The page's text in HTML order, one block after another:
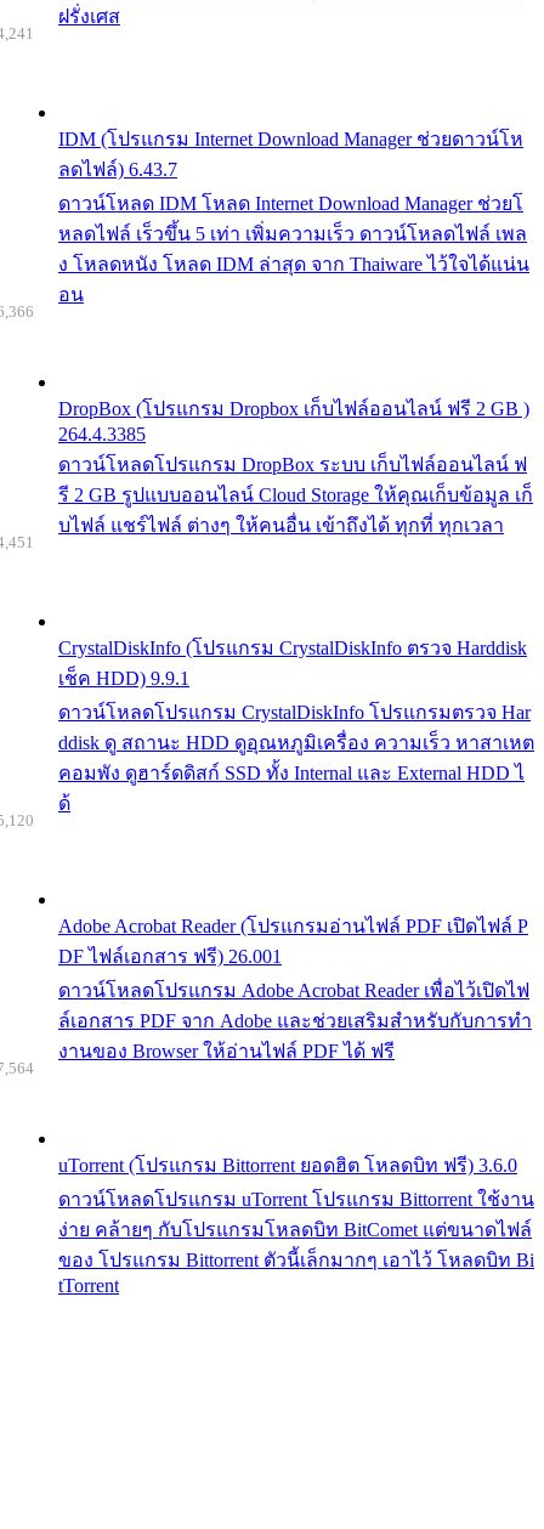
ฝรั่งเศส
IDM (โปรแกรม Internet Download Manager ช่วยดาวน์โห
ลดไฟล์) 6.43.7
ดาวน์โหลด IDM โหลด Internet Download Manager ช่วยโ
หลดไฟล์ เร็วขึ้น 5 เท่า เพิ่มความเร็ว ดาวน์โหลดไฟล์ เพล
ง โหลดหนัง โหลด IDM ล่าสุด จาก Thaiware ไว้ใจได้แน่น
อน
DropBox (โปรแกรม Dropbox เก็บไฟล์ออนไลน์ ฟรี 2 GB )
264.4.3385
ดาวน์โหลดโปรแกรม DropBox ระบบ เก็บไฟล์ออนไลน์ ฟ
รี 2 GB รูปแบบออนไลน์ Cloud Storage ให้คุณเก็บข้อมูล เก็
บไฟล์ แชร์ไฟล์ ต่างๆ ให้คนอื่น เข้าถึงได้ ทุกที่ ทุกเวลา
CrystalDiskInfo (โปรแกรม CrystalDiskInfo ตรวจ Harddisk
เช็ค HDD) 9.9.1
ดาวน์โหลดโปรแกรม CrystalDiskInfo โปรแกรมตรวจ Har
ddisk ดู สถานะ HDD ดูอุณหภูมิเครื่อง ความเร็ว หาสาเหต
คอมพัง ดูฮาร์ดดิสก์ SSD ทั้ง Internal และ External HDD ไ
ด้
Adobe Acrobat Reader (โปรแกรมอ่านไฟล์ PDF เปิดไฟล์ P
DF ไฟล์เอกสาร ฟรี) 26.001
ดาวน์โหลดโปรแกรม Adobe Acrobat Reader เพื่อไว้เปิดไฟ
ล์เอกสาร PDF จาก Adobe และช่วยเสริมสำหรับกับการทำ
งานของ Browser ให้อ่านไฟล์ PDF ได้ ฟรี
uTorrent (โปรแกรม Bittorrent ยอดฮิต โหลดบิท ฟรี) 3.6.0
ดาวน์โหลดโปรแกรม uTorrent โปรแกรม Bittorrent ใช้งาน
ง่าย คล้ายๆ กับโปรแกรมโหลดบิท BitComet แต่ขนาดไฟล์
ของ โปรแกรม Bittorrent ตัวนี้เล็กมากๆ เอาไว้ โหลดบิท Bi
tTorrent